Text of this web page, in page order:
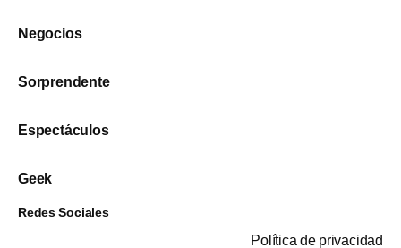
Negocios
Sorprendente
Espectáculos
Geek
Redes Sociales
Política de privacidad